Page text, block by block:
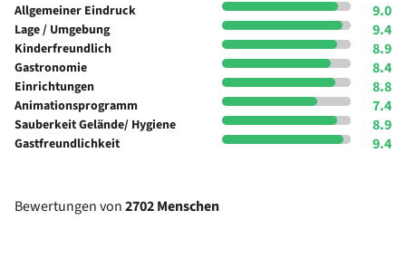
Allgemeiner Eindruck 9.0
Lage / Umgebung 9.4
Kinderfreundlich 8.9
Gastronomie 8.4
Einrichtungen 8.8
Animationsprogramm 7.4
Sauberkeit Gelände/ Hygiene 8.9
Gastfreundlichkeit 9.4
Bewertungen von2702 Menschen